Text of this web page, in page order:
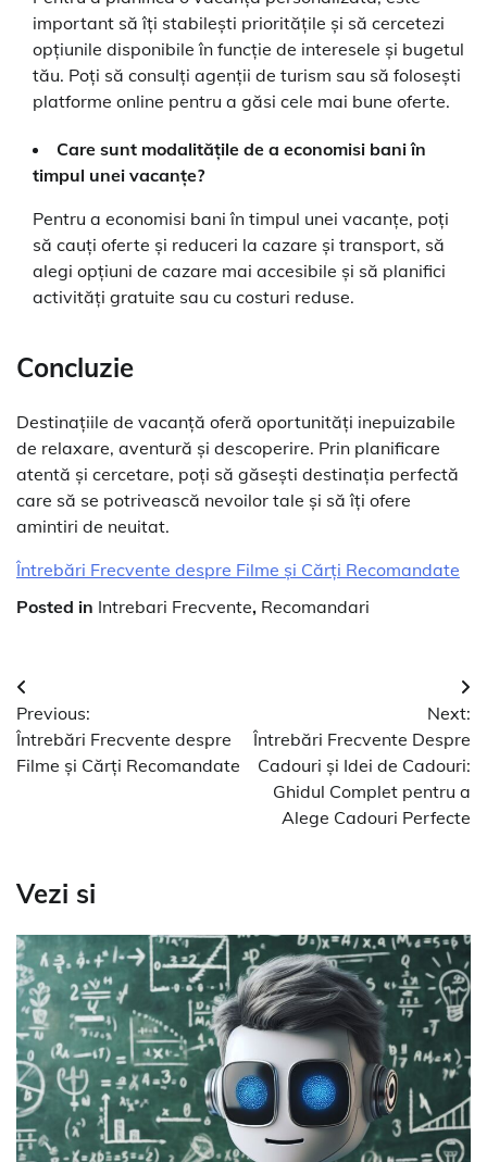
important să îți stabilești prioritățile și să cercetezi
opțiunile disponibile în funcție de interesele și bugetul
tău. Poți să consulți agenții de turism sau să folosești
platforme online pentru a găsi cele mai bune oferte.
Care sunt modalitățile de a economisi bani în
timpul unei vacanțe?
Pentru a economisi bani în timpul unei vacanțe, poți
să cauți oferte și reduceri la cazare și transport, să
alegi opțiuni de cazare mai accesibile și să planifici
activități gratuite sau cu costuri reduse.
Concluzie
Destinațiile de vacanță oferă oportunități inepuizabile
de relaxare, aventură și descoperire. Prin planificare
atentă și cercetare, poți să găsești destinația perfectă
care să se potrivească nevoilor tale și să îți ofere
amintiri de neuitat.
Întrebări Frecvente despre Filme și Cărți Recomandate
Posted in Intrebari Frecvente, Recomandari
Navigare
în
articole
Previous:
Întrebări Frecvente despre
Filme și Cărți Recomandate
Next:
Întrebări Frecvente Despre
Cadouri și Idei de Cadouri:
Ghidul Complet pentru a
Alege Cadouri Perfecte
Vezi si